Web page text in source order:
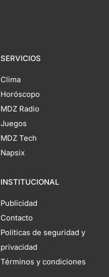
SERVICIOS
Clima
Horóscopo
MDZ Radio
Juegos
MDZ Tech
Napsix
INSTITUCIONAL
Publicidad
Contacto
Políticas de seguridad y
privacidad
Términos y condiciones